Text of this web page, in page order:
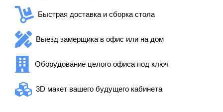
Быстрая доставка и сборка стола
Выезд замерщика в офис или на дом
Оборудование целого офиса под ключ
3D макет вашего будущего кабинета